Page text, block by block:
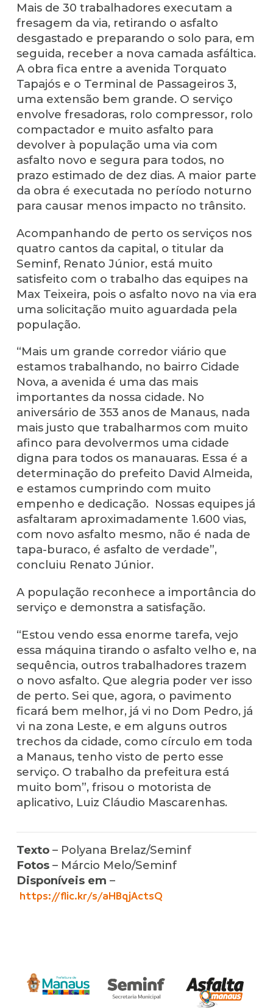
Mais de 30 trabalhadores executam a
fresagem da via, retirando o asfalto
desgastado e preparando o solo para, em
seguida, receber a nova camada asfáltica.
A obra fica entre a avenida Torquato
Tapajós e o Terminal de Passageiros 3,
uma extensão bem grande. O serviço
envolve fresadoras, rolo compressor, rolo
compactador e muito asfalto para
devolver à população uma via com
asfalto novo e segura para todos, no
prazo estimado de dez dias. A maior parte
da obra é executada no período noturno
para causar menos impacto no trânsito.
Acompanhando de perto os serviços nos
quatro cantos da capital, o titular da
Seminf, Renato Júnior, está muito
satisfeito com o trabalho das equipes na
Max Teixeira, pois o asfalto novo na via era
uma solicitação muito aguardada pela
população.
“Mais um grande corredor viário que
estamos trabalhando, no bairro Cidade
Nova, a avenida é uma das mais
importantes da nossa cidade. No
aniversário de 353 anos de Manaus, nada
mais justo que trabalharmos com muito
afinco para devolvermos uma cidade
digna para todos os manauaras. Essa é a
determinação do prefeito David Almeida,
e estamos cumprindo com muito
empenho e dedicação. Nossas equipes já
asfaltaram aproximadamente 1.600 vias,
com novo asfalto mesmo, não é nada de
tapa-buraco, é asfalto de verdade”,
concluiu Renato Júnior.
A população reconhece a importância do
serviço e demonstra a satisfação.
“Estou vendo essa enorme tarefa, vejo
essa máquina tirando o asfalto velho e, na
sequência, outros trabalhadores trazem
o novo asfalto. Que alegria poder ver isso
de perto. Sei que, agora, o pavimento
ficará bem melhor, já vi no Dom Pedro, já
vi na zona Leste, e em alguns outros
trechos da cidade, como círculo em toda
a Manaus, tenho visto de perto esse
serviço. O trabalho da prefeitura está
muito bom”, frisou o motorista de
aplicativo, Luiz Cláudio Mascarenhas.
Texto– Polyana Brelaz/Seminf
Fotos– Márcio Melo/Seminf
Disponíveis em –
https://flic.kr/s/aHBqjActsQ